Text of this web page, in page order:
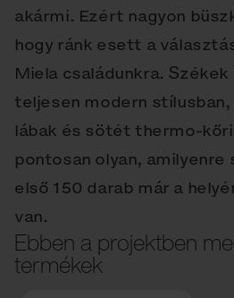
akármi. Ezért nagyon
hogy ránk esett a
Miela családunkra.
teljesen modern
lábak és sötét thermo-
pontosan olyan, amilyenre
első 150 darab már a
van.
Ebben a projektben
termékek